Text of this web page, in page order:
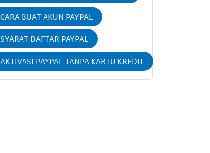
CARA BUAT AKUN PAYPAL
SYARAT DAFTAR PAYPAL
AKTIVASI PAYPAL TANPA KARTU KREDIT